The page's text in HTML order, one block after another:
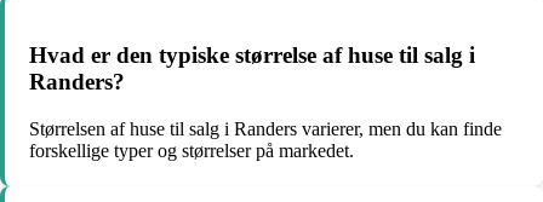
Hvad er den typiske størrelse af huse til salg i
Randers?
Størrelsen af huse til salg i Randers varierer, men du kan finde
forskellige typer og størrelser på markedet.